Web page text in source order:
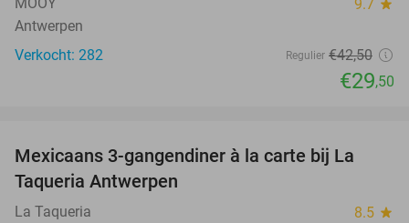
MOOY 9.7 star
Antwerpen
Verkocht: 282
Regulier €42,50
€29,50
32%
Mexicaans 3-gangendiner à la carte bij La
Taqueria Antwerpen
La Taqueria 8.5 star